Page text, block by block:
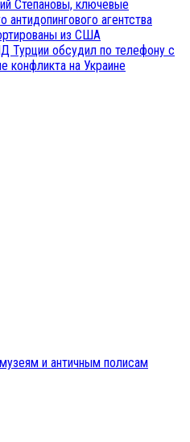
Степановы, ключевые
агентства
из США
Турции обсудил по телефону с
конфликта на Украине
и античным полисам